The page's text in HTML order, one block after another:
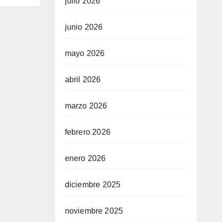
junio 2026
mayo 2026
abril 2026
marzo 2026
febrero 2026
enero 2026
diciembre 2025
noviembre 2025